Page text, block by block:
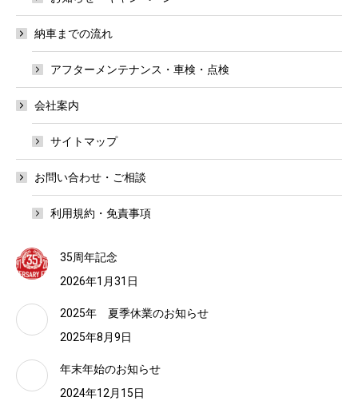
納車までの流れ
アフターメンテナンス・車検・点検
会社案内
サイトマップ
お問い合わせ・ご相談
利用規約・免責事項
35周年記念
2026年1月31日
2025年 夏季休業のお知らせ
2025年8月9日
年末年始のお知らせ
2024年12月15日